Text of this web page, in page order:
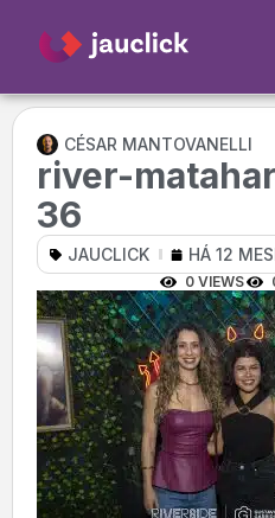
CÉSAR MANTOVANELLI
river-
36
JAUCLICK HÁ 12
0 VIEWS